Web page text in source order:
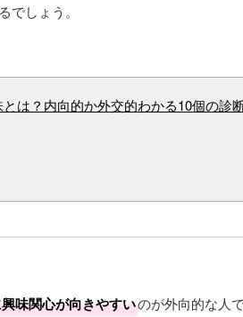
しょう。
とは？内向的か外交的わかる10個の診
味関心が向きやすいのが外向的な人で